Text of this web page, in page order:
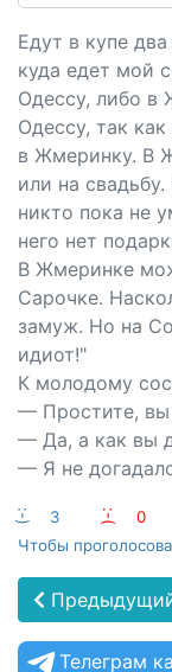
Едут в купе
куда едет мой
Одессу, либо в
Одессу, так
в Жмеринку. В
или на
никто пока не
него нет
В Жмеринке
Сарочке.
замуж. Но на
идиот!"
К молодому
— Простите, вы
— Да, а как вы
— Я не
:-) 3 :-(
0
Чтобы
Телеграм